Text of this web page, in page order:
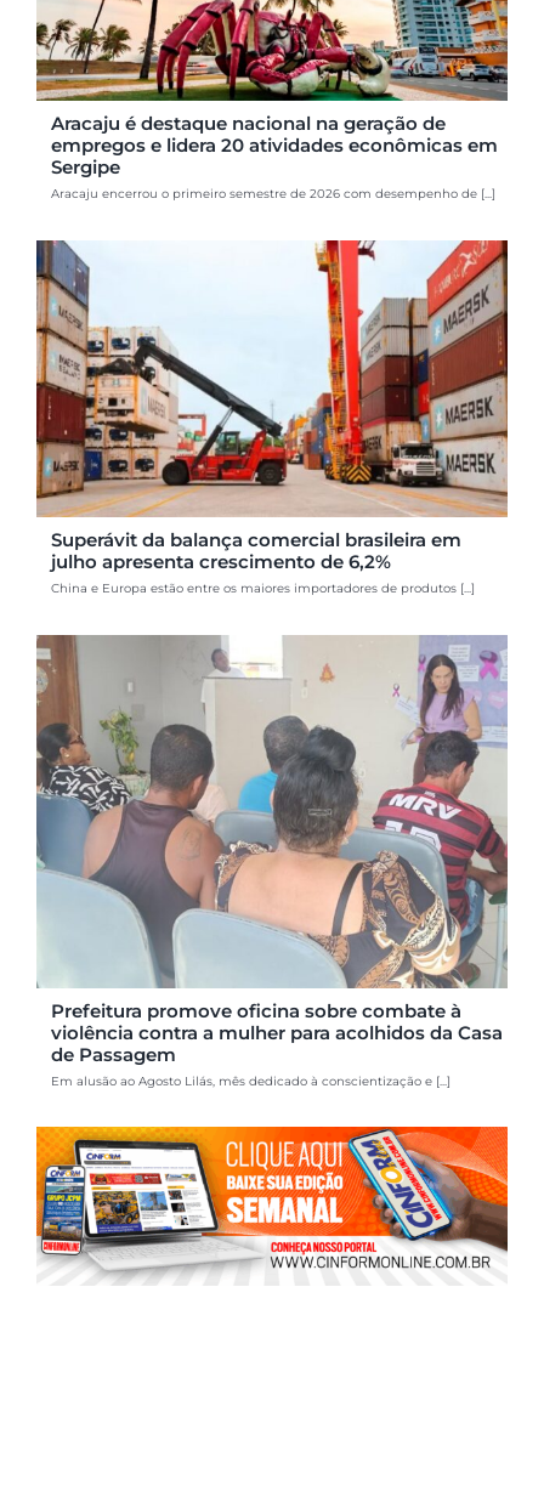
Aracaju é destaque nacional na geração de
empregos e lidera 20 atividades econômicas em
Sergipe
Aracaju encerrou o primeiro semestre de 2026 com desempenho de [...]
Superávit da balança comercial brasileira em
julho apresenta crescimento de 6,2%
China e Europa estão entre os maiores importadores de produtos [...]
Prefeitura promove oficina sobre combate à
violência contra a mulher para acolhidos da Casa
de Passagem
Em alusão ao Agosto Lilás, mês dedicado à conscientização e [...]